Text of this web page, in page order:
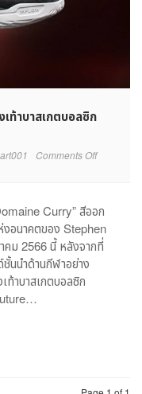
ท้าบาสเกตบอลซิก
Comments Offon
ตัว
Curry
11
Curry” สีออก
อนาคตของ Stephen
คม 2566 นี้ หลังจากที่
นนำด้านกีฬาอย่าง
ท้าบาสเกตบอลซิก